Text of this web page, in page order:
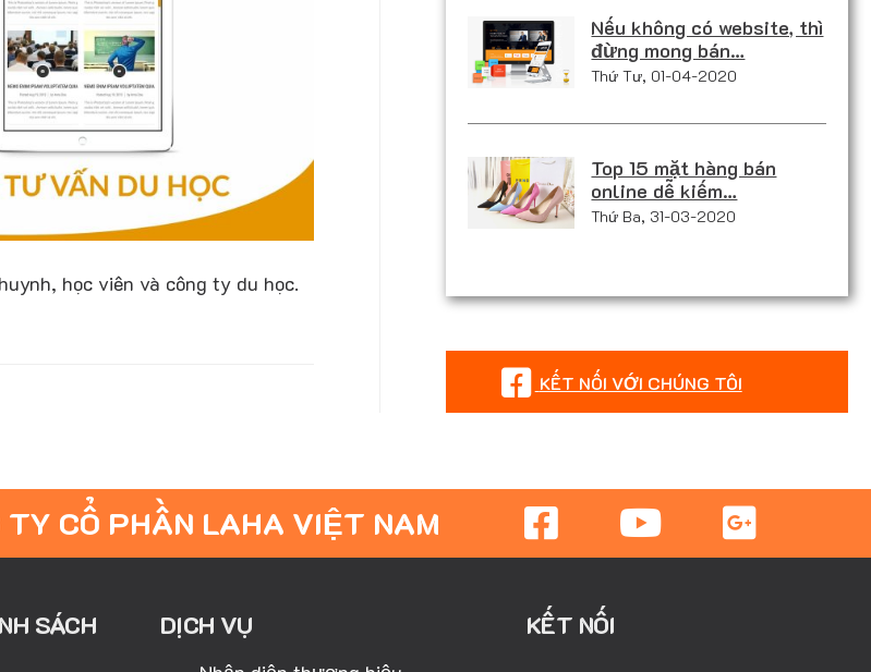
học viên và công ty du học.
Nếu không có website, thì
đừng mong bán…
Thứ Tư, 01-04-2020
Top 15 mặt hàng bán
online dễ kiếm…
Thứ Ba, 31-03-2020
KẾT NỐI VỚI CHÚNG TÔI
TY CỔ PHẦN LAHA VIỆT NAM
SÁCH DỊCH VỤ KẾT NỐI